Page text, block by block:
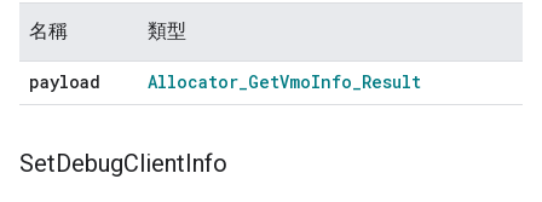
名稱 類型
payload Allocator GetVmoInfo Result
SetDebugClientInfo